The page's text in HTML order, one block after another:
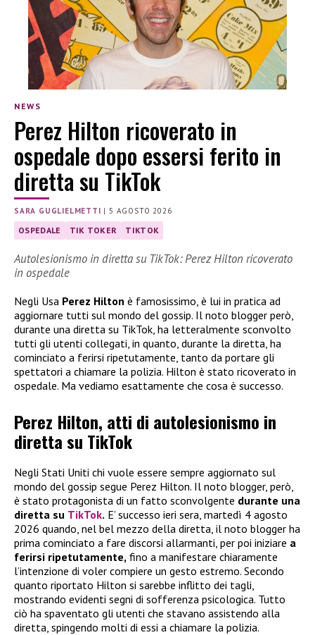
NEWS
Perez Hilton ricoverato in
ospedale dopo essersi ferito in
diretta su TikTok
SARA GUGLIELMETTI |5 AGOSTO 2026
OSPEDALE TIK TOKER TIKTOK
Autolesionismo in diretta su TikTok: Perez Hilton ricoverato
in ospedale
Negli Usa Perez Hilton è famosissimo, è lui in pratica ad
aggiornare tutti sul mondo del gossip. Il noto blogger però,
durante una diretta su TikTok, ha letteralmente sconvolto
tutti gli utenti collegati, in quanto, durante la diretta, ha
cominciato a ferirsi ripetutamente, tanto da portare gli
spettatori a chiamare la polizia. Hilton è stato ricoverato in
ospedale. Ma vediamo esattamente che cosa è successo.
Perez Hilton, atti di autolesionismo in
diretta su TikTok
Negli Stati Uniti chi vuole essere sempre aggiornato sul
mondo del gossip segue Perez Hilton. Il noto blogger, però,
è stato protagonista di un fatto sconvolgente durante una
diretta su TikTok. E’ successo ieri sera, martedì 4 agosto
2026 quando, nel bel mezzo della diretta, il noto blogger ha
prima cominciato a fare discorsi allarmanti, per poi iniziare a
ferirsi ripetutamente, fino a manifestare chiaramente
l’intenzione di voler compiere un gesto estremo. Secondo
quanto riportato Hilton si sarebbe inflitto dei tagli,
mostrando evidenti segni di sofferenza psicologica. Tutto
ciò ha spaventato gli utenti che stavano assistendo alla
diretta, spingendo molti di essi a chiamare la polizia.